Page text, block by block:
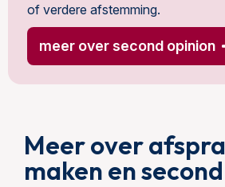
of verdere afstemming.
meer over second opinion
Meer over
maken en